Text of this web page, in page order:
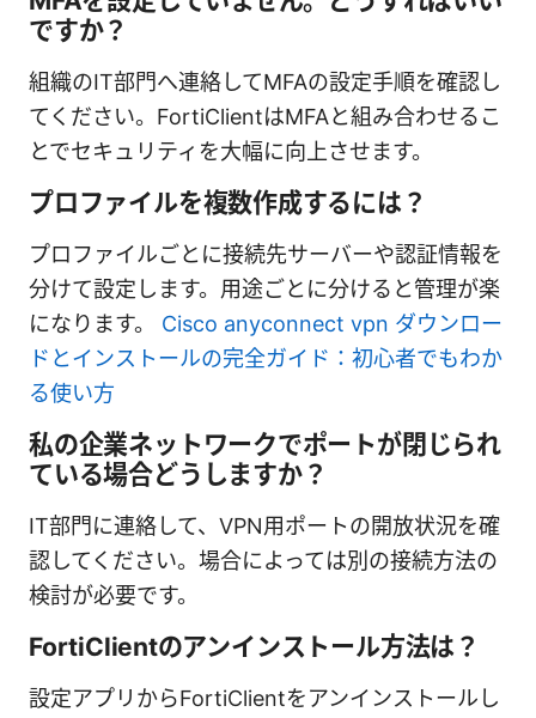
ですか？
組織のIT部門へ連絡してMFAの設定手順を確認し
てください。FortiClientはMFAと組み合わせるこ
とでセキュリティを大幅に向上させます。
プロファイルを複数作成するには？
プロファイルごとに接続先サーバーや認証情報を
分けて設定します。用途ごとに分けると管理が楽
になります。 Cisco anyconnect vpn ダウンロー
ドとインストールの完全ガイド：初心者でもわか
る使い方
私の企業ネットワークでポートが閉じられ
ている場合どうしますか？
IT部門に連絡して、VPN用ポートの開放状況を確
認してください。場合によっては別の接続方法の
検討が必要です。
FortiClientのアンインストール方法は？
設定アプリからFortiClientをアンインストールし